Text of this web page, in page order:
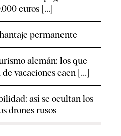
euros [...]
permanente
alemán: los que
vacaciones caen [...]
así se ocultan los
drones rusos